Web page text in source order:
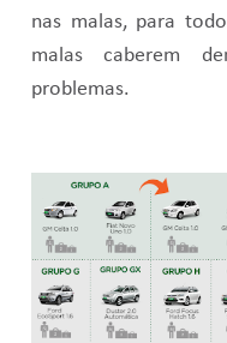
nas malas, para
malas caberem
problemas.